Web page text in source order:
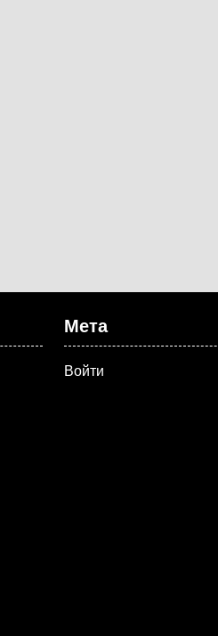
Мета
Войти